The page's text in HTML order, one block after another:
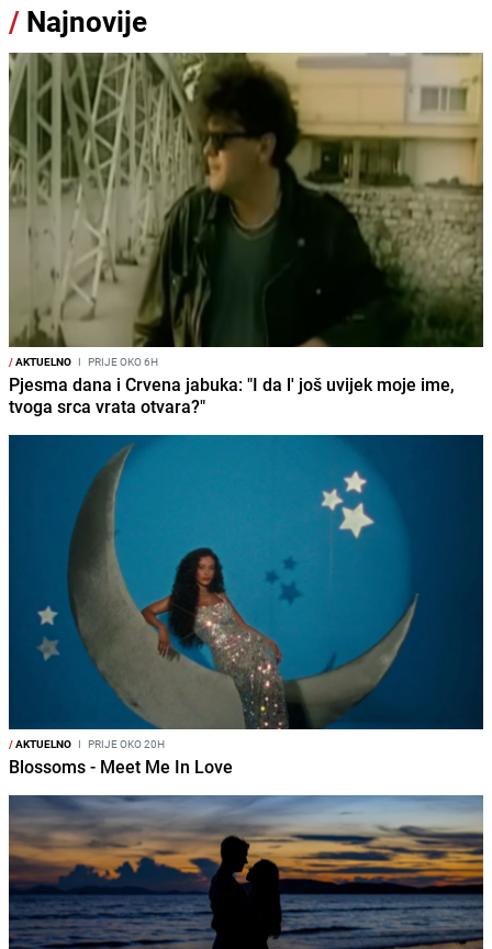
/ Najnovije
/AKTUELNO I PRIJE OKO 6H
Pjesma dana i Crvena jabuka: "I da l' još uvijek moje ime,
tvoga srca vrata otvara?"
/AKTUELNO I PRIJE OKO 20H
Blossoms - Meet Me In Love